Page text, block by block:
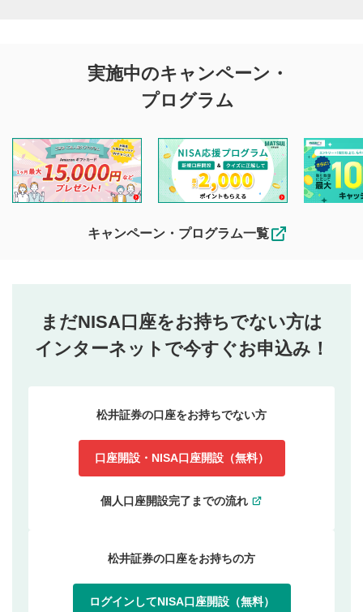
実施中のキャンペーン・
プログラム
キャンペーン・プログラム一覧
まだNISA口座をお持ちでない方は
インターネットで今すぐお申込み！
松井証券の口座をお持ちでない方
口座開設・NISA口座開設（無料）
個人口座開設完了までの流れ
松井証券の口座をお持ちの方
ログインしてNISA口座開設（無料）